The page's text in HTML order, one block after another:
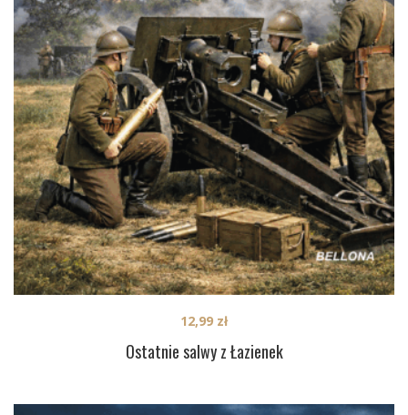
Ostatnie salwy z Łazienek
12,99 zł